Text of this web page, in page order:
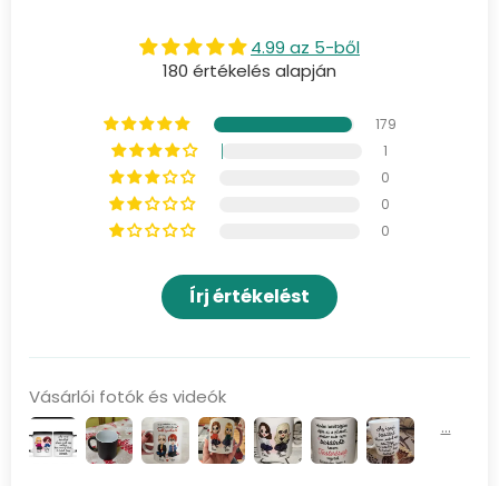
4.99 az 5-ből
180 értékelés alapján
179
1
0
0
0
Írj értékelést
Vásárlói fotók és videók